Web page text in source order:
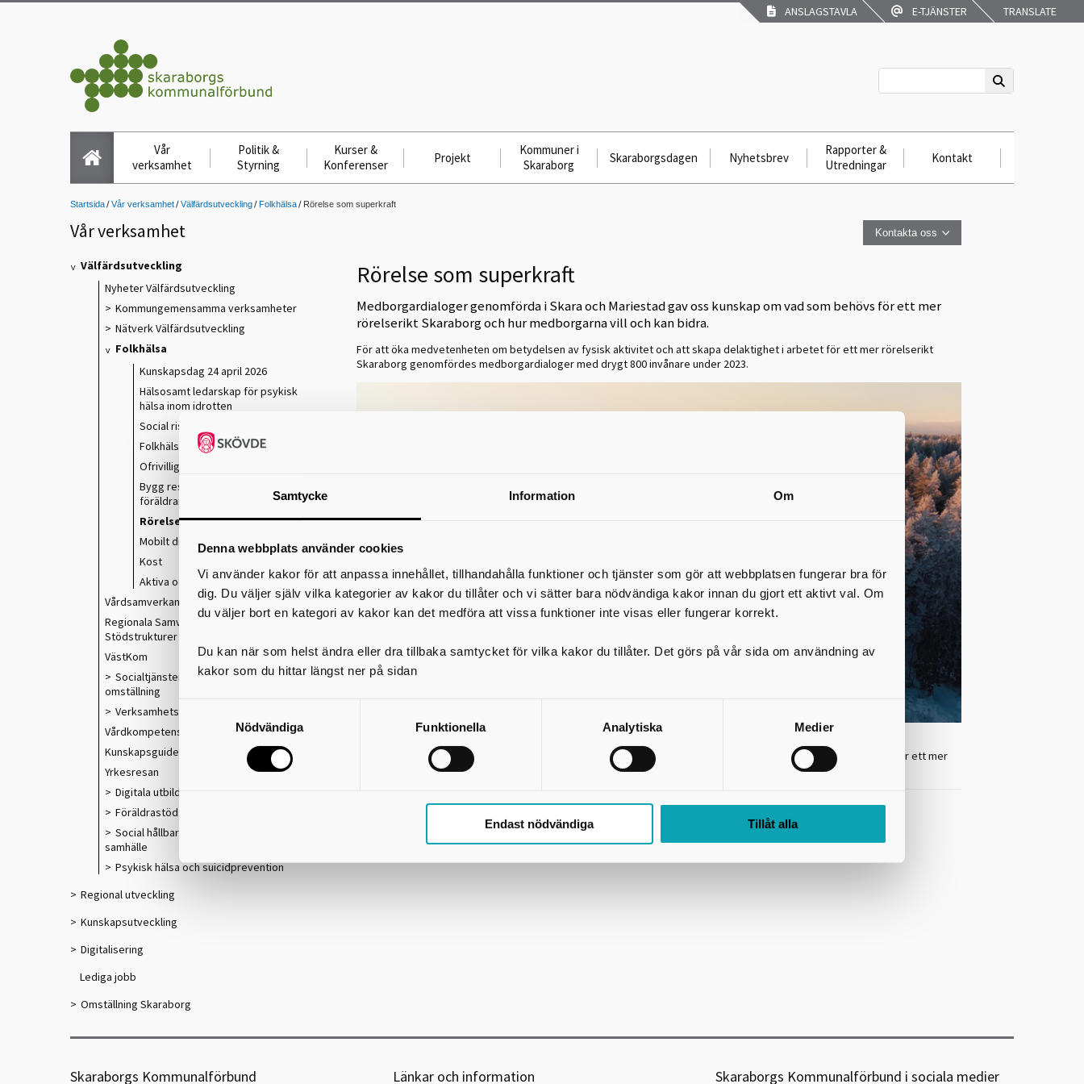
Samtycke Information Om
Denna webbplats använder cookies
Vi använder kakor för att anpassa innehållet, tillhandahålla funktioner och tjänster som gör att webbplatsen fungerar bra för
dig. Du väljer själv vilka kategorier av kakor du tillåter och vi sätter bara nödvändiga kakor innan du gjort ett aktivt val. Om
du väljer bort en kategori av kakor kan det medföra att vissa funktioner inte visas eller fungerar korrekt.
Du kan när som helst ändra eller dra tillbaka samtycket för vilka kakor du tillåter. Det görs på vår sida om användning av
kakor som du hittar längst ner på sidan
Nödvändiga Funktionella Analytiska Medier
Endast nödvändiga Tillåt alla
ANSLAGSTAVLA E-TJÄNSTER TRANSLATE
Vår
verksamhet
Politik &
Styrning
Kurser &
Konferenser
Projekt
Kommuner i
Skaraborg
Skaraborgsdagen Nyhetsbrev
Rapporter &
Utredningar
Kontakt
Startsida Vår verksamhet Välfärdsutveckling Folkhälsa Rörelse som superkraft
Vår verksamhet
Välfärdsutveckling
Nyheter Välfärdsutveckling
Kommungemensamma verksamheter
Nätverk Välfärdsutveckling
Folkhälsa
Kunskapsdag 24 april 2026
Hälsosamt ledarskap för psykisk
hälsa inom idrotten
Social risk- och möjlighetsanalys
Folkhälsa i skaraborg
Ofrivillig ensamhet
Bygg resiliens för att stärka
föräldrar och barn
Rörelse som superkraft
Mobilt dialoglabb
Kost
Aktiva och hållbara transporter
Vårdsamverkan
Regionala Samverkans- och
Stödstrukturer
VästKom
Socialtjänstens och välfärdens
omställning
Verksamhetsförlagd utbildning
Vårdkompetensråd
Kunskapsguiden
Yrkesresan
Digitala utbildningar
Föräldrastödsprogram
Social hållbarhet i ett växande
samhälle
Psykisk hälsa och suicidprevention
Regional utveckling
Kunskapsutveckling
Digitalisering
Lediga jobb
Omställning Skaraborg
Kontakta oss
Rörelse som superkraft
Medborgardialoger genomförda i Skara och Mariestad gav oss kunskap om vad som behövs för ett mer
rörelserikt Skaraborg och hur medborgarna vill och kan bidra.
För att öka medvetenheten om betydelsen av fysisk aktivitet och att skapa delaktighet i arbetet för ett mer rörelserikt
Skaraborg genomfördes medborgardialoger med drygt 800 invånare under 2023.
Efter föreläsningen Rörelse som superkraft
med Anders Hansen, fick deltagarna diskutera frågorna ”Vad behövs för ett mer
rörelserikt Skaraborg?” och ”Hur kan jag bidra?”. Resultatet finns sammanfattat i rapportenRörelse som superkraft
Skaraborgs Kommunalförbund Länkar och information Skaraborgs Kommunalförbund i sociala medier